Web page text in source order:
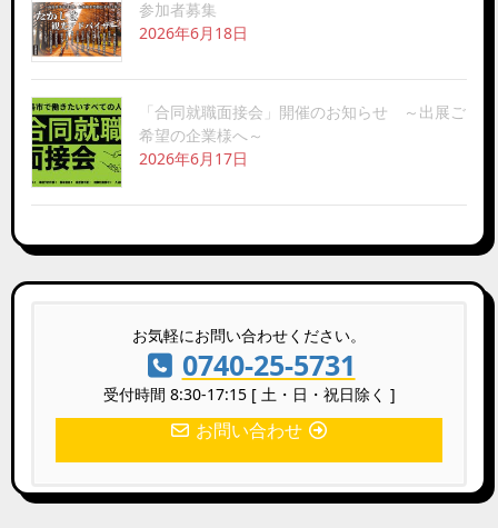
参加者募集
2026年6月18日
「合同就職面接会」開催のお知らせ ～出展ご
希望の企業様へ～
2026年6月17日
お気軽にお問い合わせください。
0740-25-5731
受付時間 8:30-17:15 [ 土・日・祝日除く ]
お問い合わせ